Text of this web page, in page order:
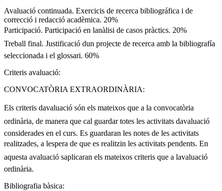
Avaluació continuada. Exercicis de recerca bibliográfica i de
correcció i redacció acadèmica. 20%
Participació. Participació en lanàlisi de casos pràctics. 20%
Treball final. Justificació dun projecte de recerca amb la bibliografía
seleccionada i el glossari. 60%
Criteris avaluació:
CONVOCATÒRIA EXTRAORDINÀRIA:
Els criteris davaluació són els mateixos que a la convocatòria
ordinària, de manera que cal guardar totes les activitats davaluació
considerades en el curs. Es guardaran les notes de les activitats
realitzades, a lespera de que es realitzin les activitats pendents. En
aquesta avaluació saplicaran els mateixos criteris que a lavaluació
ordinària.
Bibliografia bàsica: